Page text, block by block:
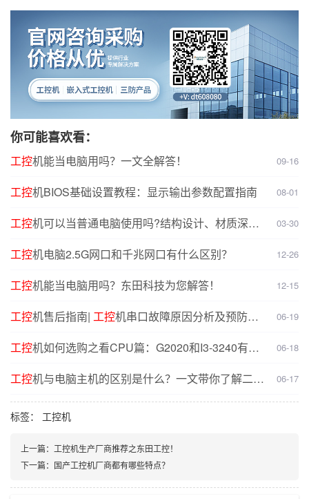
你可能喜欢看：
工控机能当电脑用吗？一文全解答！ 09-16
工控机BIOS基础设置教程：显示输出参数配置指南 08-01
工控机可以当普通电脑使用吗?结构设计、材质深度
03-30
工控机电脑2.5G网口和千兆网口有什么区别？ 12-26
工控机能当电脑用吗？东田科技为您解答！ 12-15
工控机售后指南| 工控机串口故障原因分析及预防解
06-19
工控机如何选购之看CPU篇：G2020和I3-3240有什
06-18
工控机与电脑主机的区别是什么？一文带你了解二者
核心差异
06-17
标签： 工控机
上一篇： 工控机生产厂商推荐之东田工控！
下一篇： 国产工控机厂商都有哪些特点？